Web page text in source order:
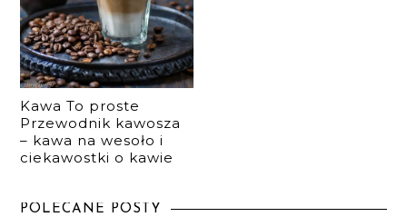
Kawa To proste
Przewodnik kawosza
– kawa na wesoło i
ciekawostki o kawie
POLECANE POSTY